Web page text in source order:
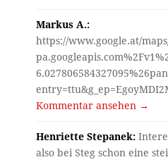
Markus A.:
https://www.google.at/
Kommentar ansehen →
Henriette Stepanek:
also bei Steg schon eine